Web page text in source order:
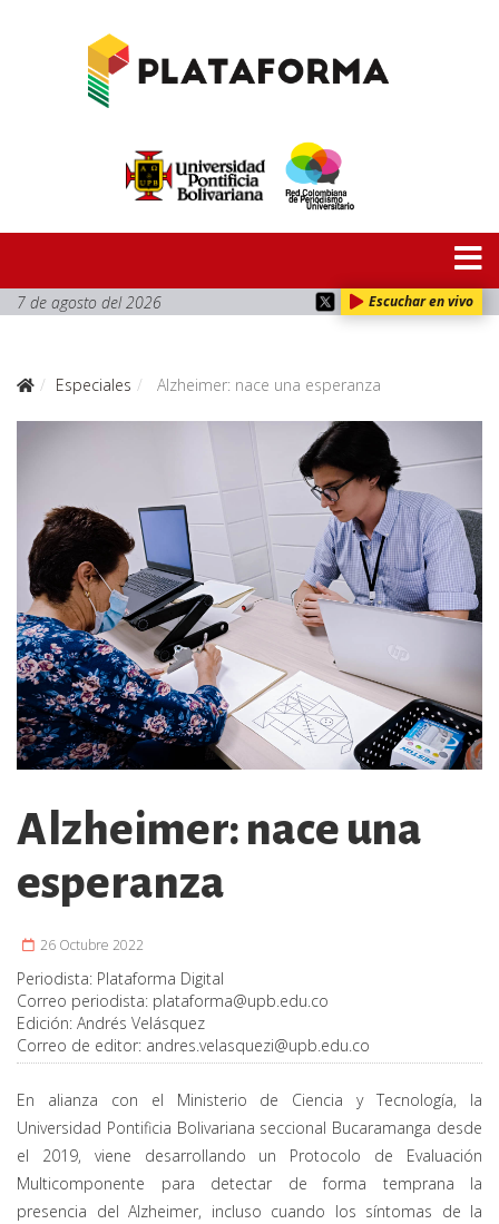
7 de agosto del 2026 Escuchar en vivo
Especiales Alzheimer: nace una esperanza
Alzheimer: nace una
esperanza
26 Octubre 2022
Periodista: Plataforma Digital
Correo periodista: plataforma@upb.edu.co
Edición: Andrés Velásquez
Correo de editor: andres.velasquezi@upb.edu.co
En alianza con el Ministerio de Ciencia y Tecnología, la
Universidad Pontificia Bolivariana seccional Bucaramanga desde
el 2019, viene desarrollando un Protocolo de Evaluación
Multicomponente para detectar de forma temprana la
presencia del Alzheimer, incluso cuando los síntomas de la